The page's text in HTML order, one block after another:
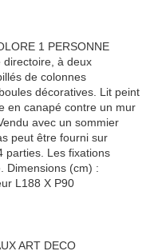
1 PERSONNE
directoire, à deux
de colonnes
décoratives. Lit peint
en canapé contre un mur
avec un sommier
peut être fourni sur
parties. Les fixations
Dimensions (cm) :
L188 X P90
ART DECO